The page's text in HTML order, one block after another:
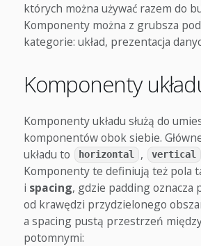
których można używać razem do
Komponenty można z grubsza
kategorie: układ, prezentacja
Komponenty
Komponenty układu służą do
komponentów obok siebie.
układu to
horizontal , vertical
Komponenty te definiują też pola
i spacing, gdzie padding
od krawędzi przydzielonego
a spacing pustą przestrzeń
potomnymi: